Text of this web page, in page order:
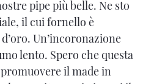
pipe più belle. Ne sto
il cui fornello è
Un’incoronazione
lento. Spero che questa
il made in